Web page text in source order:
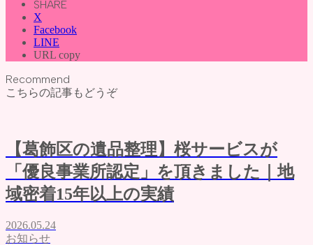
SHARE
X
Facebook
LINE
URL copy
Recommend
こちらの記事もどうぞ
【葛飾区の遺品整理】桜サービスが
「優良事業所認定」を頂きました｜地
域密着15年以上の実績
2026.05.24
お知らせ